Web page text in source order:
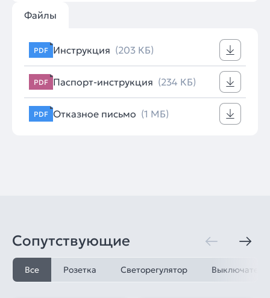
Файлы
PDF Инструкция (203 КБ)
PDF Паспорт-инструкция (234 КБ)
PDF Отказное письмо (1 МБ)
Сопутствующие
Все Розетка Светорегулятор Выключатель